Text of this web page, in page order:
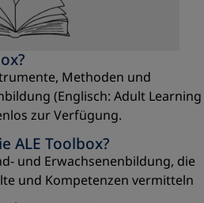
Methoden und
(Englisch: Adult Learning
zur Verfügung.
ALE Toolbox?
und Erwachsenenbildung, die
und Kompetenzen vermitteln